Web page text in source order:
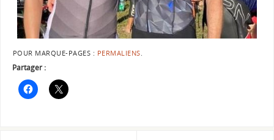
POUR MARQUE-PAGES : PERMALIENS.
Partager :